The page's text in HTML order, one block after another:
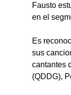
Fausto
en el
Es
sus
cantantes
(QDDG),